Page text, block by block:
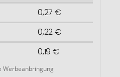
0,27 €
0,22 €
0,19 €
Werbeanbringung